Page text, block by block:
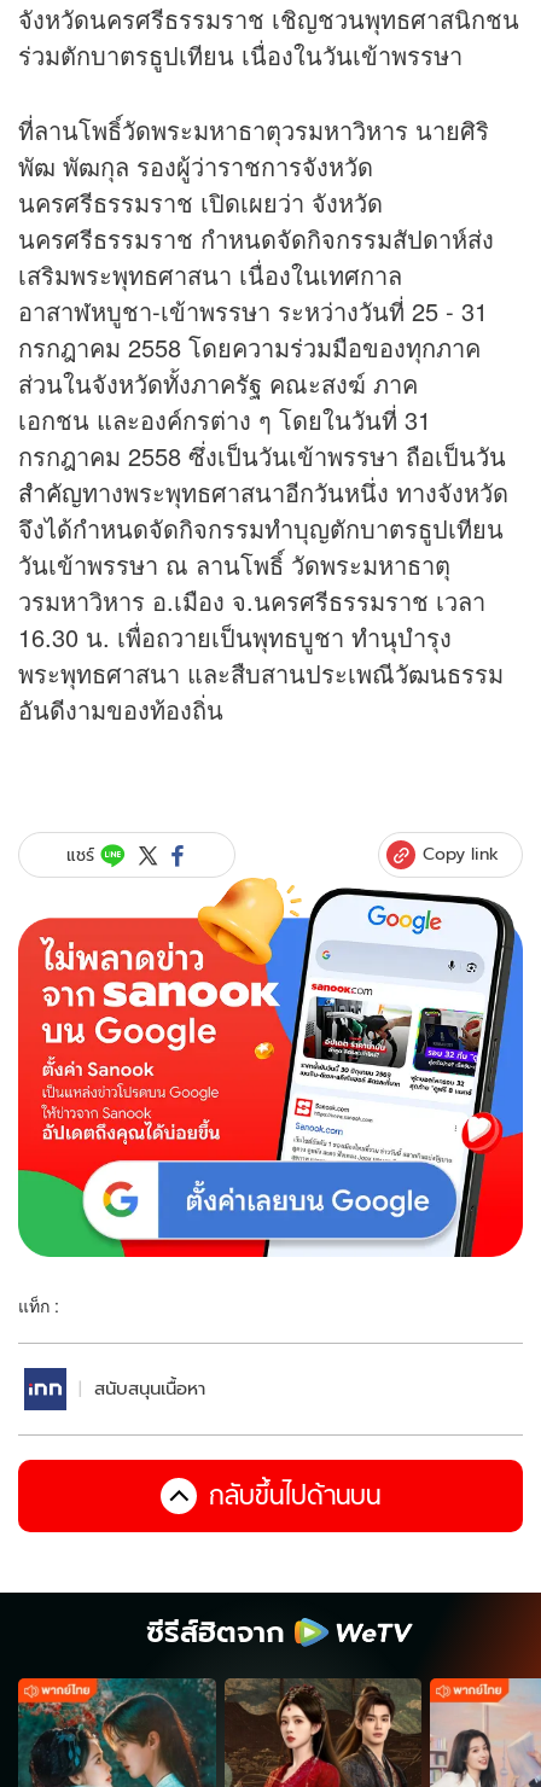
จังหวัดนครศรีธรรมราช เชิญชวนพุทธศาสนิกชน
ร่วมตักบาตรธูปเทียน เนื่องในวันเข้าพรรษา
ที่ลานโพธิ์วัดพระมหาธาตุวรมหาวิหาร นายศิริ
พัฒ พัฒกุล รองผู้ว่าราชการจังหวัด
นครศรีธรรมราช เปิดเผยว่า จังหวัด
นครศรีธรรมราช กำหนดจัดกิจกรรมสัปดาห์ส่ง
เสริมพระพุทธศาสนา เนื่องในเทศกาล
อาสาฬหบูชา-เข้าพรรษา ระหว่างวันที่ 25 - 31
กรกฎาคม 2558 โดยความร่วมมือของทุกภาค
ส่วนในจังหวัดทั้งภาครัฐ คณะสงฆ์ ภาค
เอกชน และองค์กรต่าง ๆ โดยในวันที่ 31
กรกฎาคม 2558 ซึ่งเป็นวันเข้าพรรษา ถือเป็นวัน
สำคัญทางพระพุทธศาสนาอีกวันหนึ่ง ทางจังหวัด
จึงได้กำหนดจัดกิจกรรมทำบุญตักบาตรธูปเทียน
วันเข้าพรรษา ณ ลานโพธิ์ วัดพระมหาธาตุ
วรมหาวิหาร อ.เมือง จ.นครศรีธรรมราช เวลา
16.30 น. เพื่อถวายเป็นพุทธบูชา ทำนุบำรุง
พระพุทธศาสนา และสืบสานประเพณีวัฒนธรรม
อันดีงามของท้องถิ่น
แชร์ Copy link
แท็ก :
สนับสนุนเนื้อหา
กลับขึ้นไปด้านบน
ซีรีส์ฮิตจาก